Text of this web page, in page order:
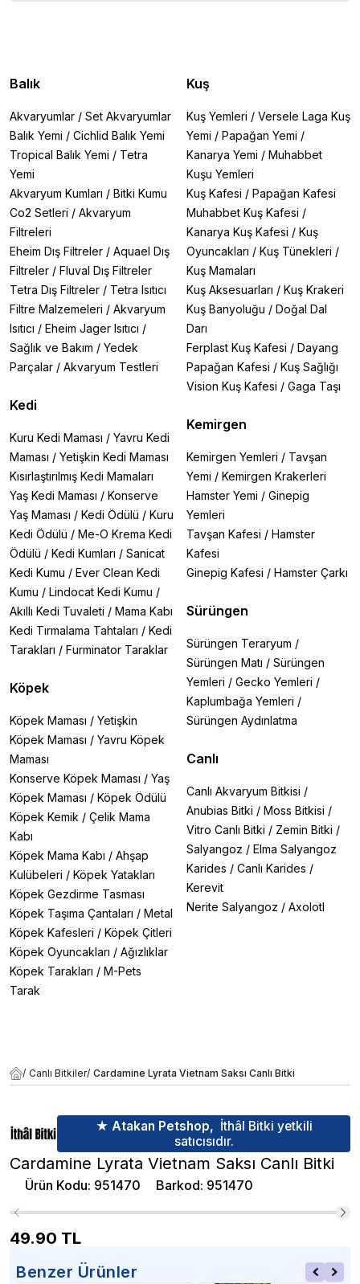
Balık
Akvaryumlar / Set Akvaryumlar
Balık Yemi / Cichlid Balık Yemi
Tropical Balık Yemi / Tetra
Yemi
Akvaryum Kumları / Bitki Kumu
Co2 Setleri / Akvaryum
Filtreleri
Eheim Dış Filtreler / Aquael Dış
Filtreler / Fluval Dış Filtreler
Tetra Dış Filtreler / Tetra Isıtıcı
Filtre Malzemeleri / Akvaryum
Isıtıcı / Eheim Jager Isıtıcı /
Sağlık ve Bakım / Yedek
Parçalar / Akvaryum Testleri
Kedi
Kuru Kedi Maması / Yavru Kedi
Maması / Yetişkin Kedi Maması
Kısırlaştırılmış Kedi Mamaları
Yaş Kedi Maması / Konserve
Yaş Maması / Kedi Ödülü / Kuru
Kedi Ödülü / Me-O Krema Kedi
Ödülü / Kedi Kumları / Sanicat
Kedi Kumu / Ever Clean Kedi
Kumu / Lindocat Kedi Kumu /
Akıllı Kedi Tuvaleti / Mama Kabı
Kedi Tırmalama Tahtaları / Kedi
Tarakları / Furminator Taraklar
Köpek
Köpek Maması / Yetişkin
Köpek Maması / Yavru Köpek
Maması
Konserve Köpek Maması / Yaş
Köpek Maması / Köpek Ödülü
Köpek Kemik / Çelik Mama
Kabı
Köpek Mama Kabı / Ahşap
Kulübeleri / Köpek Yatakları
Köpek Gezdirme Tasması
Köpek Taşıma Çantaları / Metal
Köpek Kafesleri / Köpek Çitleri
Köpek Oyuncakları / Ağızlıklar
Köpek Tarakları / M-Pets
Tarak
Kuş
Kuş Yemleri / Versele Laga Kuş
Yemi / Papağan Yemi /
Kanarya Yemi / Muhabbet
Kuşu Yemleri
Kuş Kafesi / Papağan Kafesi
Muhabbet Kuş Kafesi /
Kanarya Kuş Kafesi / Kuş
Oyuncakları / Kuş Tünekleri /
Kuş Mamaları
Kuş Aksesuarları / Kuş Krakeri
Kuş Banyoluğu / Doğal Dal
Darı
Ferplast Kuş Kafesi / Dayang
Papağan Kafesi / Kuş Sağlığı
Vision Kuş Kafesi / Gaga Taşı
Kemirgen
Kemirgen Yemleri / Tavşan
Yemi / Kemirgen Krakerleri
Hamster Yemi / Ginepig
Yemleri
Tavşan Kafesi / Hamster
Kafesi
Ginepig Kafesi / Hamster Çarkı
Sürüngen
Sürüngen Teraryum /
Sürüngen Matı / Sürüngen
Yemleri / Gecko Yemleri /
Kaplumbağa Yemleri /
Sürüngen Aydınlatma
Canlı
Canlı Akvaryum Bitkisi /
Anubias Bitki / Moss Bitkisi /
Vitro Canlı Bitki / Zemin Bitki /
Salyangoz / Elma Salyangoz
Karides / Canlı Karides /
Kerevit
Nerite Salyangoz / Axolotl
/ Canlı Bitkiler/ Cardamine Lyrata Vietnam Saksı Canlı Bitki
★ Atakan Petshop, İthâl Bitki yetkili
satıcısıdır.
Cardamine Lyrata Vietnam Saksı Canlı Bitki
Ürün Kodu: 951470 Barkod: 951470
49.90 TL
Benzer Ürünler